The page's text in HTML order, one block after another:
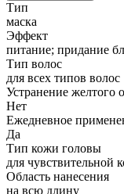
Тип
маска
Эффект
питание; придание
Тип волос
для всех типов волос
Устранение желтого
Нет
Ежедневное
Да
Тип кожи головы
для чувствительной
Область нанесения
на всю длину